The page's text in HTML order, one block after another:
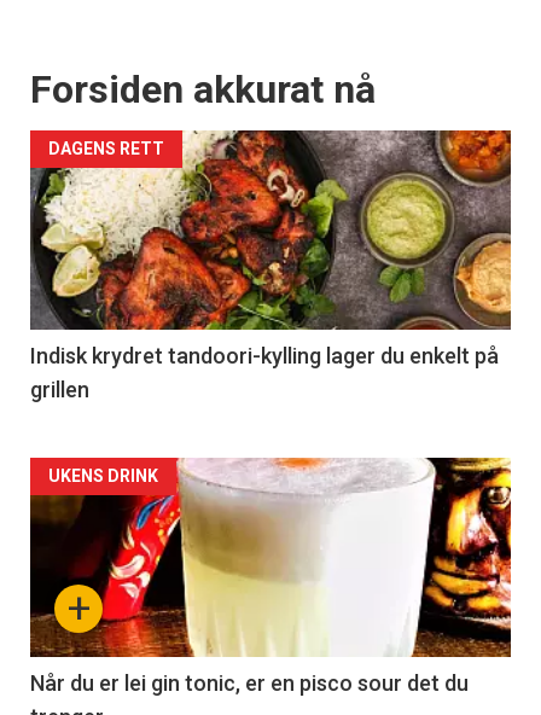
Forsiden akkurat nå
DAGENS RETT
Indisk krydret tandoori-kylling lager du enkelt på
grillen
Forsiden
akkurat
nå
-
2
+
UKENS DRINK
Når du er lei gin tonic, er en pisco sour det du